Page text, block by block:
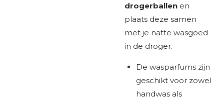
drogerballen en
plaats deze samen
met je natte wasgoed
in de droger.
De wasparfums zijn
geschikt voor zowel
handwas als